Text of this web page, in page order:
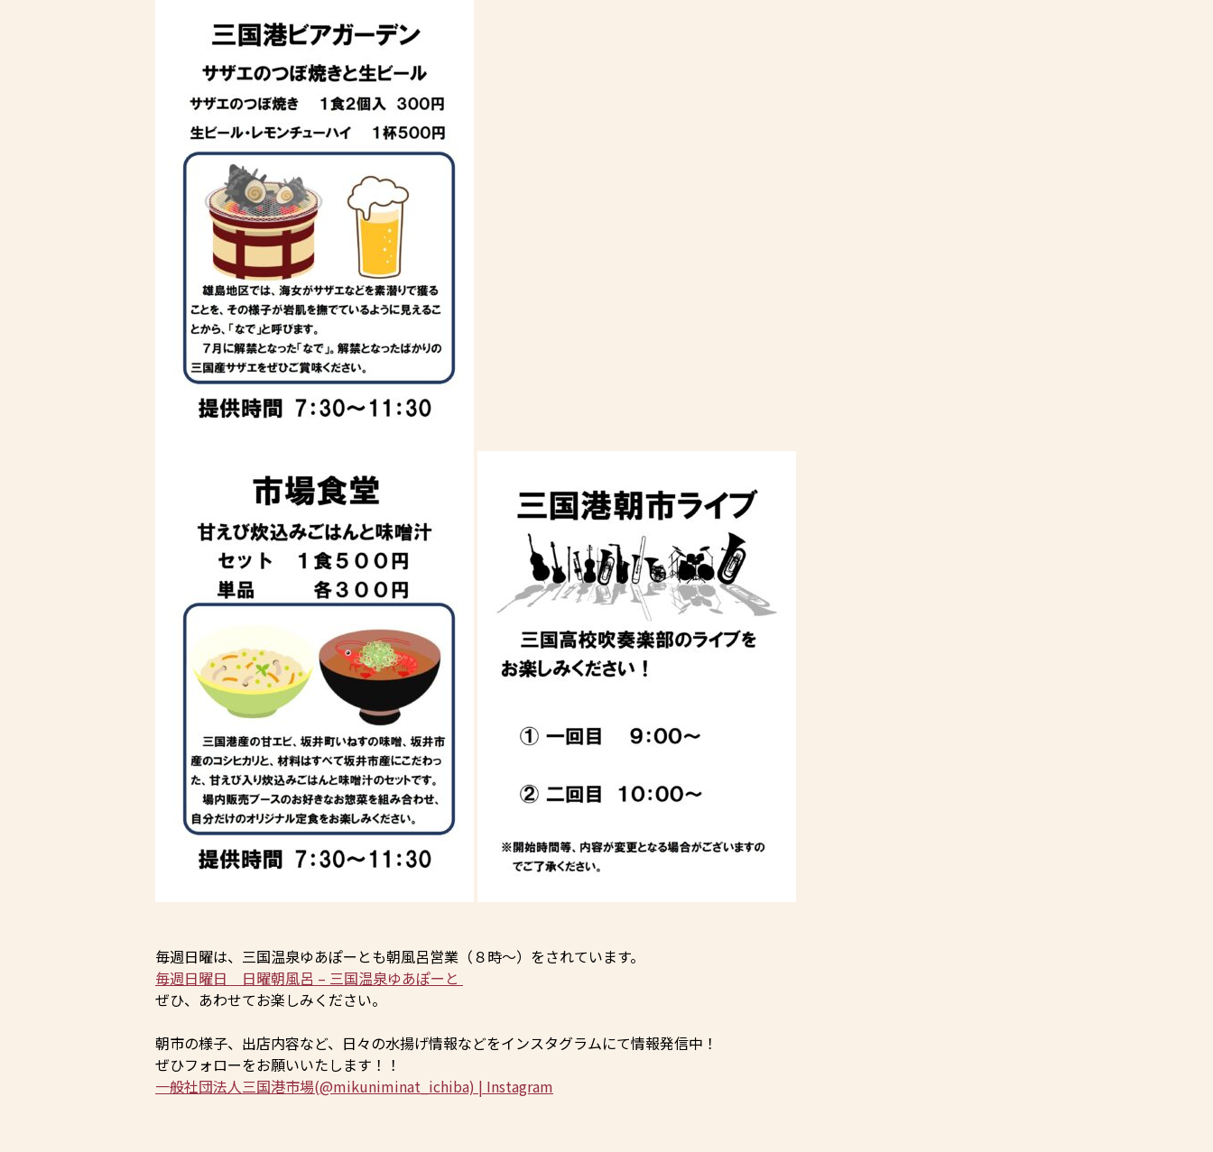
毎週日曜は、三国温泉ゆあぽーとも朝風呂営業（８時～）をされています。
毎週日曜日 日曜朝風呂 – 三国温泉ゆあぽーと
ぜひ、あわせてお楽しみください。
朝市の様子、出店内容など、日々の水揚げ情報などをインスタグラムにて情報発信中！
ぜひフォローをお願いいたします！！
一般社団法人三国港市場(@mikuniminat_ichiba) | Instagram